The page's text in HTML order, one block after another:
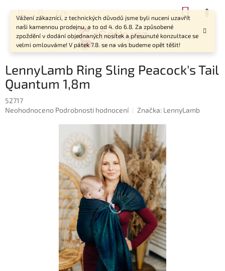
Vážení zákazníci, z technických důvodů jsme byli nuceni uzavřít
naši kamennou prodejnu, a to od 4. do 6.8. Za způsobené
zpoždění v dodání objednaných nosítek a přesunuté konzultace se
velmi omlouváme! V pátek 7.8. se na vás budeme opět těšit!
CZK
LennyLamb Ring Sling Peacock's Tail
Quantum 1,8m
52717
Průměrné
Neohodnoceno Podrobnosti hodnocení Značka: LennyLamb